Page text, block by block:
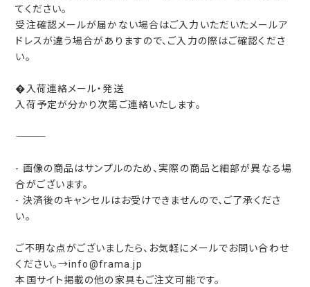
てください。
受注確認メールが届かない場合はご入力いただいたメールア
ドレスが違う場合がありますので、ご入力の際はご確認くださ
い。
�入荷連絡メール・発送
入荷予定が分かり次第ご連絡いたします。
―――――――――
- 画像の商品はサンプルのため、実際の商品と細部が異なる場
合がございます。
- 決済後のキャンセルはお受けできませんので、ご了承くださ
い。
ご不明な点がございましたら、お気軽にメールでお問い合わせ
ください。→info@frama.jp
本国サイト掲載の他の家具もご注文可能です。